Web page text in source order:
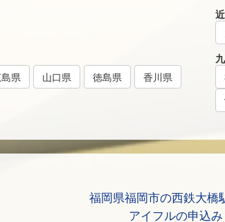
県 山口県 徳島県
香川県
福岡県福岡市の西鉄大橋
アイフルの申込